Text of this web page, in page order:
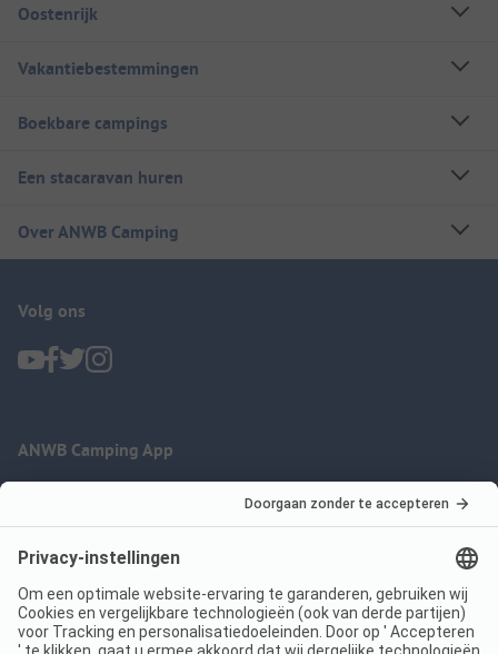
Oostenrijk
Vakantiebestemmingen
Boekbare campings
Een stacaravan huren
Over ANWB Camping
Volg ons
ANWB Camping App
Imprint
Voorwaarden